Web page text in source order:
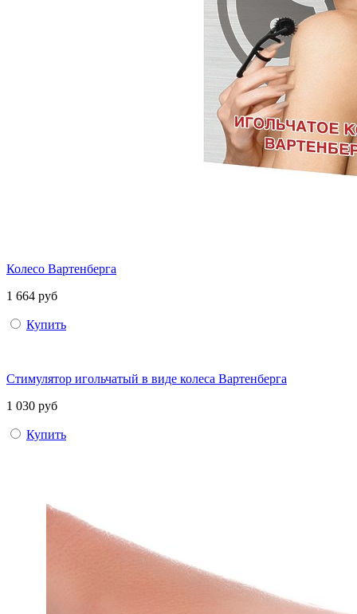
Колесо Вартенберга
1 664 руб
Купить
Стимулятор игольчатый в виде колеса Вартенберга
1 030 руб
Купить